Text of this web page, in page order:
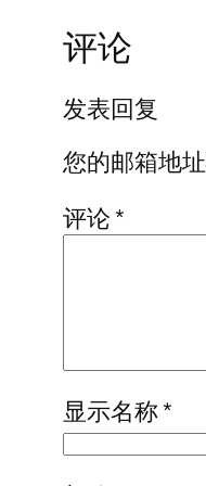
评论
发表回复
您的邮箱地
评论*
显示名称*